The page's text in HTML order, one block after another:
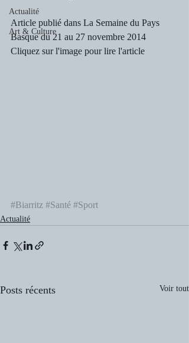
Actualité
Art & Culture
Article publié dans La Semaine du Pays
Basque du 21 au 27 novembre 2014
Cliquez sur l'image pour lire l'article
#Biarritz #Santé #Sport
Actualité
Posts récents Voir tout